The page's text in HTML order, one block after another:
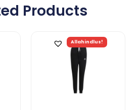
Products
Allahindlus!